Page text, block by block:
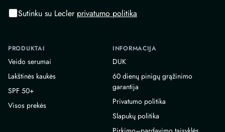
Sutinku su Lecler privatumo politika
PRODUKTAI
Veido serumai
Lakštinės kaukės
SPF 50+
Visos prekės
INFORMACIJA
DUK
60 dienų pinigų grąžinimo
garantija
Privatumo politika
Slapukų politika